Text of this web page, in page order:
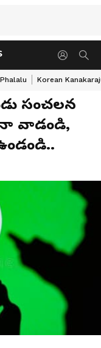
Korean
సంచలన
వాడండి,